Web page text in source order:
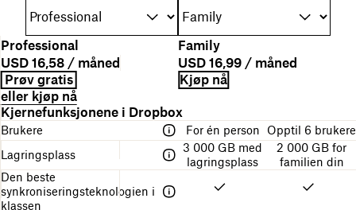
En
tabell
som
sammenligner
de
forskjellige
Dropbox-
N
a
v
n
p
å
a
b
o
n
n
e
Professional Family
B
e
s
k
r
i
e
l
s
e
P
r
i
s
USD 16,58 / måned USD 16,99 / måned
F
a
k
t
u
r
e
r
i
n
K
o
b
l
i
n
g
f
o
r
Prøv gratis
eller kjøp nå
Kjøp nå
Kjernefunksjonene i Dropbox
Brukere For én person
Opptil 6 brukere
Lagringsplass
3 000 GB med
lagringsplass
2 000 GB for
familien din
Den beste
synkroniseringsteknologien i
klassen